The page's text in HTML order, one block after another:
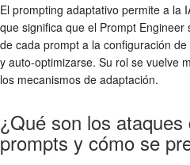
El prompting adaptativo permite a la
que significa que el Prompt
de cada prompt a la configuración
y auto-optimizarse. Su rol se vuelve
los mecanismos de adaptación.
¿Qué son los
prompts y cómo se